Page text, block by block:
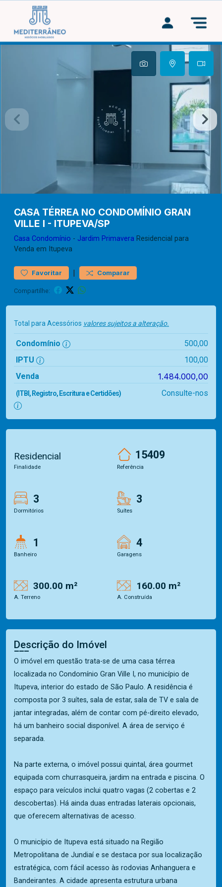
CASA TÉRREA NO CONDOMÍNIO GRAN
VILLE I - ITUPEVA/SP
Casa Condomínio - Jardim Primavera Residencial para
Venda em Itupeva
Favoritar | Comparar
Compartilhe:
Total para Acessórios valores sujeitos a alteração.
Condomínio
500,00
IPTU
100,00
Venda
1.484.000,00
(ITBI, Registro, Escritura e Certidões) Consulte-nos
Residencial
Finalidade
15409
Referência
3
Dormitórios
3
Suítes
1
Banheiro
4
Garagens
300.00 m²
A. Terreno
160.00 m²
A. Construída
Descrição do Imóvel
O imóvel em questão trata-se de uma casa térrea
localizada no Condomínio Gran Ville I, no município de
Itupeva, interior do estado de São Paulo. A residência é
composta por 3 suítes, sala de estar, sala de TV e sala de
jantar integradas, além de contar com pé-direito elevado,
há um banheiro social disponível. A área de serviço é
separada.
Na parte externa, o imóvel possui quintal, área gourmet
equipada com churrasqueira, jardim na entrada e piscina. O
espaço para veículos inclui quatro vagas (2 cobertas e 2
descobertas). Há ainda duas entradas laterais opcionais,
que oferecem alternativas de acesso.
O município de Itupeva está situado na Região
Metropolitana de Jundiaí e se destaca por sua localização
estratégica, com fácil acesso às rodovias Anhanguera e
Bandeirantes. A cidade apresenta estrutura urbana